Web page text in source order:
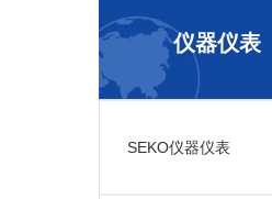
仪器仪表
SEKO仪器仪表